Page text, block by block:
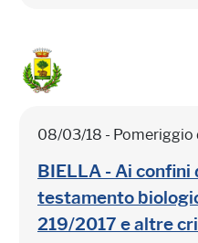
08/03/18 - Pomeriggio
BIELLA - Ai confini
testamento
219/2017 e altre